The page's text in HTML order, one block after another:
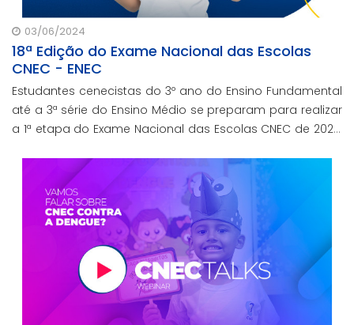
03/06/2024
18ª Edição do Exame Nacional das Escolas
CNEC - ENEC
Estudantes cenecistas do 3º ano do Ensino Fundamental
até a 3ª série do Ensino Médio se preparam para realizar
a 1ª etapa do Exame Nacional das Escolas CNEC de 2024,